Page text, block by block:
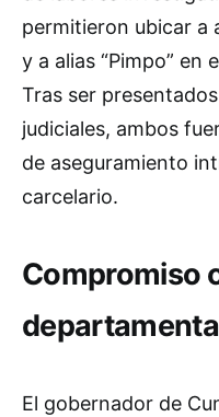
permitieron ubicar a
y a alias “Pimpo” en
Tras ser
judiciales, ambos
de aseguramiento
carcelario.
Compromiso
El gobernador de